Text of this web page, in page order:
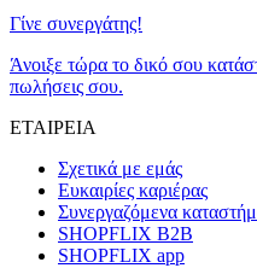
Γίνε συνεργάτης!
Άνοιξε τώρα το δικό σου
πωλήσεις σου.
ΕΤΑΙΡΕΙΑ
Σχετικά με εμάς
Ευκαιρίες καριέρας
Συνεργαζόμενα
SHOPFLIX B2B
SHOPFLIX app